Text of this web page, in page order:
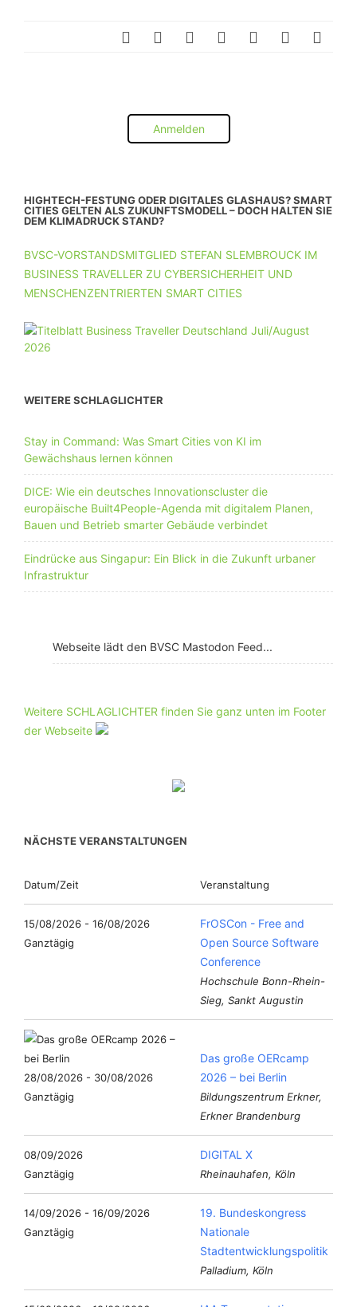
Anmelden
HIGHTECH-FESTUNG ODER DIGITALES GLASHAUS? SMART
CITIES GELTEN ALS ZUKUNFTSMODELL – DOCH HALTEN SIE
DEM KLIMADRUCK STAND?
BVSC-VORSTANDSMITGLIED STEFAN SLEMBROUCK IM
BUSINESS TRAVELLER ZU CYBERSICHERHEIT UND
MENSCHENZENTRIERTEN SMART CITIES
WEITERE SCHLAGLICHTER
Stay in Command: Was Smart Cities von KI im
Gewächshaus lernen können
DICE: Wie ein deutsches Innovationscluster die
europäische Built4People-Agenda mit digitalem Planen,
Bauen und Betrieb smarter Gebäude verbindet
Eindrücke aus Singapur: Ein Blick in die Zukunft urbaner
Infrastruktur
Webseite lädt den BVSC Mastodon Feed...
Weitere SCHLAGLICHTER finden Sie ganz unten im Footer
der Webseite
NÄCHSTE VERANSTALTUNGEN
Datum/Zeit Veranstaltung
15/08/2026 - 16/08/2026
Ganztägig
FrOSCon - Free and
Open Source Software
Conference
Hochschule Bonn-Rhein-
Sieg, Sankt Augustin
28/08/2026 - 30/08/2026
Ganztägig
Das große OERcamp
2026 – bei Berlin
Bildungszentrum Erkner,
Erkner Brandenburg
08/09/2026
Ganztägig
DIGITAL X
Rheinauhafen, Köln
14/09/2026 - 16/09/2026
Ganztägig
19. Bundeskongress
Nationale
Stadtentwicklungspolitik
Palladium, Köln